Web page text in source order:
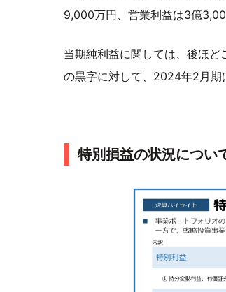
9,000万円、営業利益は3億
当期純利益に関しては、後ほ
の黒字に対して、2024年2月期
特別損益の状況につ